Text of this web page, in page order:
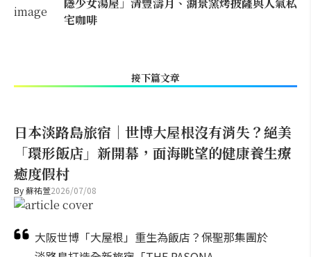
宅咖啡
接下篇文章
日本淡路島旅宿｜世博大屋根沒有消失？絕美
「環形飯店」新開幕，面海眺望的健康養生療
癒度假村
By蘇祐萱2026/07/08
大阪世博「大屋根」重生為飯店？保聖那集團於